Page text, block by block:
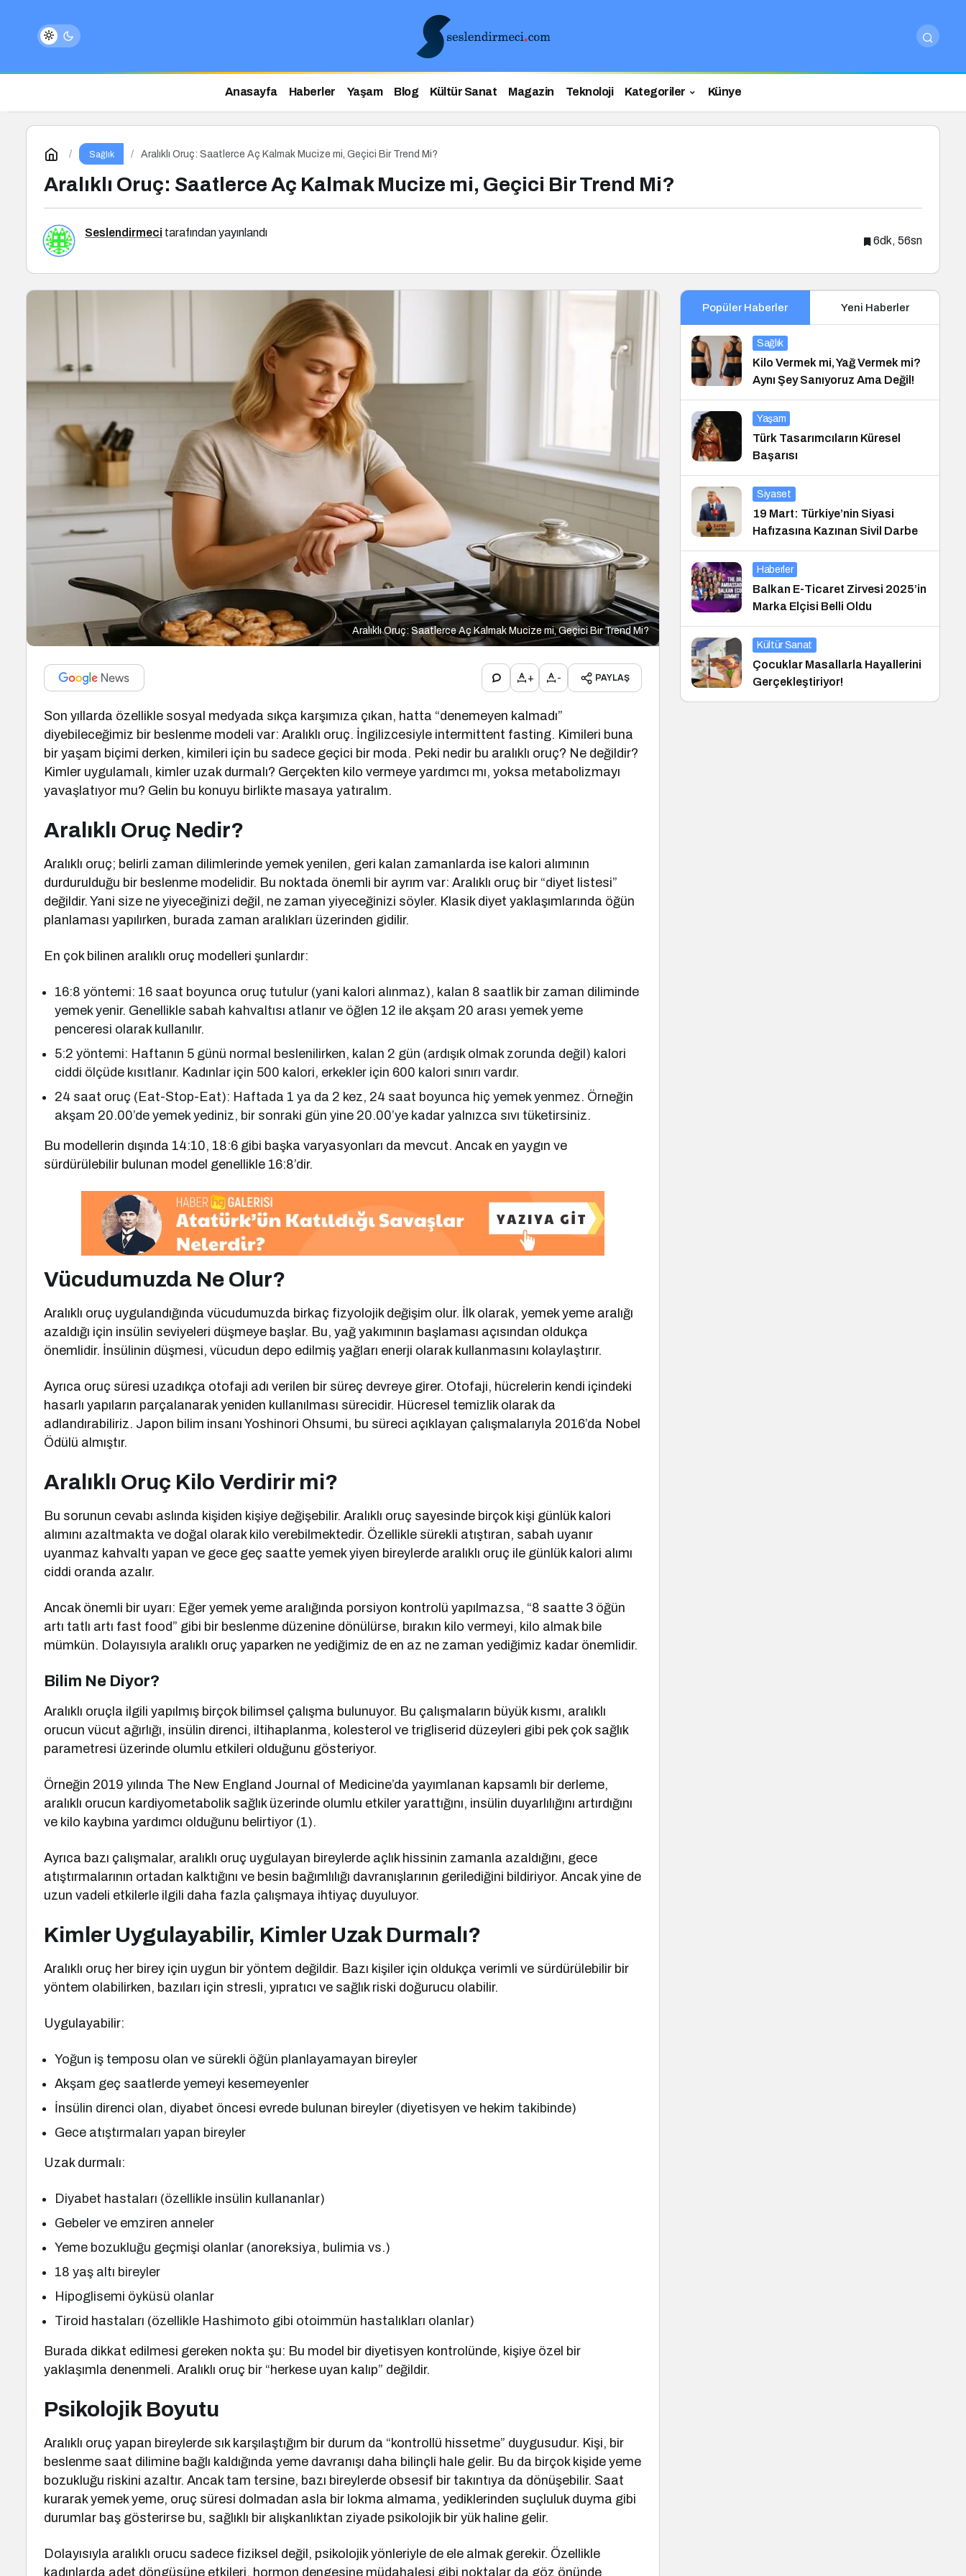
Anasayfa Haberler Yaşam Blog Kültür Sanat Magazin Teknoloji Kategoriler Künye
Sağlık Aralıklı Oruç: Saatlerce Aç Kalmak Mucize mi, Geçici Bir Trend Mi?
Aralıklı Oruç: Saatlerce Aç Kalmak Mucize mi, Geçici Bir Trend Mi?
Seslendirmeci tarafından yayınlandı
6dk, 56sn
Aralıklı Oruç: Saatlerce Aç Kalmak Mucize mi, Geçici Bir Trend Mi?
+ - PAYLAŞ
Son yıllarda özellikle sosyal medyada sıkça karşımıza çıkan, hatta “denemeyen kalmadı”
diyebileceğimiz bir beslenme modeli var: Aralıklı oruç. İngilizcesiyle intermittent fasting. Kimileri buna
bir yaşam biçimi derken, kimileri için bu sadece geçici bir moda. Peki nedir bu aralıklı oruç? Ne değildir?
Kimler uygulamalı, kimler uzak durmalı? Gerçekten kilo vermeye yardımcı mı, yoksa metabolizmayı
yavaşlatıyor mu? Gelin bu konuyu birlikte masaya yatıralım.
Aralıklı Oruç Nedir?
Aralıklı oruç; belirli zaman dilimlerinde yemek yenilen, geri kalan zamanlarda ise kalori alımının
durdurulduğu bir beslenme modelidir. Bu noktada önemli bir ayrım var: Aralıklı oruç bir “diyet listesi”
değildir. Yani size ne yiyeceğinizi değil, ne zaman yiyeceğinizi söyler. Klasik diyet yaklaşımlarında öğün
planlaması yapılırken, burada zaman aralıkları üzerinden gidilir.
En çok bilinen aralıklı oruç modelleri şunlardır:
16:8 yöntemi: 16 saat boyunca oruç tutulur (yani kalori alınmaz), kalan 8 saatlik bir zaman diliminde
yemek yenir. Genellikle sabah kahvaltısı atlanır ve öğlen 12 ile akşam 20 arası yemek yeme
penceresi olarak kullanılır.
5:2 yöntemi: Haftanın 5 günü normal beslenilirken, kalan 2 gün (ardışık olmak zorunda değil) kalori
ciddi ölçüde kısıtlanır. Kadınlar için 500 kalori, erkekler için 600 kalori sınırı vardır.
24 saat oruç (Eat-Stop-Eat): Haftada 1 ya da 2 kez, 24 saat boyunca hiç yemek yenmez. Örneğin
akşam 20.00’de yemek yediniz, bir sonraki gün yine 20.00’ye kadar yalnızca sıvı tüketirsiniz.
Bu modellerin dışında 14:10, 18:6 gibi başka varyasyonları da mevcut. Ancak en yaygın ve
sürdürülebilir bulunan model genellikle 16:8’dir.
Vücudumuzda Ne Olur?
Aralıklı oruç uygulandığında vücudumuzda birkaç fizyolojik değişim olur. İlk olarak, yemek yeme aralığı
azaldığı için insülin seviyeleri düşmeye başlar. Bu, yağ yakımının başlaması açısından oldukça
önemlidir. İnsülinin düşmesi, vücudun depo edilmiş yağları enerji olarak kullanmasını kolaylaştırır.
Ayrıca oruç süresi uzadıkça otofaji adı verilen bir süreç devreye girer. Otofaji, hücrelerin kendi içindeki
hasarlı yapıların parçalanarak yeniden kullanılması sürecidir. Hücresel temizlik olarak da
adlandırabiliriz. Japon bilim insanı Yoshinori Ohsumi, bu süreci açıklayan çalışmalarıyla 2016’da Nobel
Ödülü almıştır.
Aralıklı Oruç Kilo Verdirir mi?
Bu sorunun cevabı aslında kişiden kişiye değişebilir. Aralıklı oruç sayesinde birçok kişi günlük kalori
alımını azaltmakta ve doğal olarak kilo verebilmektedir. Özellikle sürekli atıştıran, sabah uyanır
uyanmaz kahvaltı yapan ve gece geç saatte yemek yiyen bireylerde aralıklı oruç ile günlük kalori alımı
ciddi oranda azalır.
Ancak önemli bir uyarı: Eğer yemek yeme aralığında porsiyon kontrolü yapılmazsa, “8 saatte 3 öğün
artı tatlı artı fast food” gibi bir beslenme düzenine dönülürse, bırakın kilo vermeyi, kilo almak bile
mümkün. Dolayısıyla aralıklı oruç yaparken ne yediğimiz de en az ne zaman yediğimiz kadar önemlidir.
Bilim Ne Diyor?
Aralıklı oruçla ilgili yapılmış birçok bilimsel çalışma bulunuyor. Bu çalışmaların büyük kısmı, aralıklı
orucun vücut ağırlığı, insülin direnci, iltihaplanma, kolesterol ve trigliserid düzeyleri gibi pek çok sağlık
parametresi üzerinde olumlu etkileri olduğunu gösteriyor.
Örneğin 2019 yılında The New England Journal of Medicine’da yayımlanan kapsamlı bir derleme,
aralıklı orucun kardiyometabolik sağlık üzerinde olumlu etkiler yarattığını, insülin duyarlılığını artırdığını
ve kilo kaybına yardımcı olduğunu belirtiyor (1).
Ayrıca bazı çalışmalar, aralıklı oruç uygulayan bireylerde açlık hissinin zamanla azaldığını, gece
atıştırmalarının ortadan kalktığını ve besin bağımlılığı davranışlarının gerilediğini bildiriyor. Ancak yine de
uzun vadeli etkilerle ilgili daha fazla çalışmaya ihtiyaç duyuluyor.
Kimler Uygulayabilir, Kimler Uzak Durmalı?
Aralıklı oruç her birey için uygun bir yöntem değildir. Bazı kişiler için oldukça verimli ve sürdürülebilir bir
yöntem olabilirken, bazıları için stresli, yıpratıcı ve sağlık riski doğurucu olabilir.
Uygulayabilir:
Yoğun iş temposu olan ve sürekli öğün planlayamayan bireyler
Akşam geç saatlerde yemeyi kesemeyenler
İnsülin direnci olan, diyabet öncesi evrede bulunan bireyler (diyetisyen ve hekim takibinde)
Gece atıştırmaları yapan bireyler
Uzak durmalı:
Diyabet hastaları (özellikle insülin kullananlar)
Gebeler ve emziren anneler
Yeme bozukluğu geçmişi olanlar (anoreksiya, bulimia vs.)
18 yaş altı bireyler
Hipoglisemi öyküsü olanlar
Tiroid hastaları (özellikle Hashimoto gibi otoimmün hastalıkları olanlar)
Burada dikkat edilmesi gereken nokta şu: Bu model bir diyetisyen kontrolünde, kişiye özel bir
yaklaşımla denenmeli. Aralıklı oruç bir “herkese uyan kalıp” değildir.
Psikolojik Boyutu
Aralıklı oruç yapan bireylerde sık karşılaştığım bir durum da “kontrollü hissetme” duygusudur. Kişi, bir
beslenme saat dilimine bağlı kaldığında yeme davranışı daha bilinçli hale gelir. Bu da birçok kişide yeme
bozukluğu riskini azaltır. Ancak tam tersine, bazı bireylerde obsesif bir takıntıya da dönüşebilir. Saat
kurarak yemek yeme, oruç süresi dolmadan asla bir lokma almama, yediklerinden suçluluk duyma gibi
durumlar baş gösterirse bu, sağlıklı bir alışkanlıktan ziyade psikolojik bir yük haline gelir.
Dolayısıyla aralıklı orucu sadece fiziksel değil, psikolojik yönleriyle de ele almak gerekir. Özellikle
kadınlarda adet döngüsüne etkileri, hormon dengesine müdahalesi gibi noktalar da göz önünde
Popüler Haberler Yeni Haberler
Sağlık
Kilo Vermek mi, Yağ Vermek mi?
Aynı Şey Sanıyoruz Ama Değil!
Yaşam
Türk Tasarımcıların Küresel
Başarısı
Siyaset
19 Mart: Türkiye’nin Siyasi
Hafızasına Kazınan Sivil Darbe
Haberler
Balkan E-Ticaret Zirvesi 2025’in
Marka Elçisi Belli Oldu
Kültür Sanat
Çocuklar Masallarla Hayallerini
Gerçekleştiriyor!